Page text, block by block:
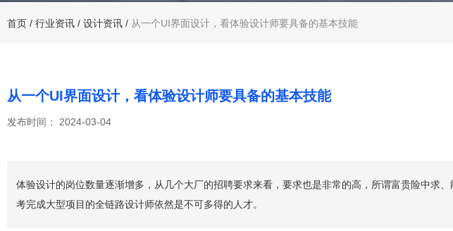
首页 / 行业资讯 / 设计资讯 / 从一个UI界面设计，看体验设计师要具备的基本技能
从一个UI界面设计，看体验设计师要具备的基本技能
发布时间： 2024-03-04
体验设计的岗位数量逐渐增多，从几个大厂的招聘要求来看，要求也是非常的高，所谓富贵险中求
考完成大型项目的全链路设计师依然是不可多得的人才。